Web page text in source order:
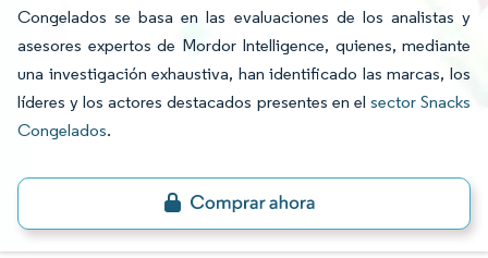
Congelados se basa en las evaluaciones de los analistas y
asesores expertos de Mordor Intelligence, quienes, mediante
una investigación exhaustiva, han identificado las marcas, los
líderes y los actores destacados presentes en el sector Snacks
Congelados.